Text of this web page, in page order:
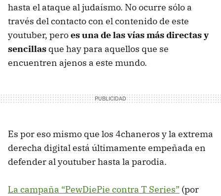
hasta el ataque al judaísmo. No ocurre sólo a
través del contacto con el contenido de este
youtuber, peroes una de las vías más directas y
sencillas que hay para aquellos que se
encuentren ajenos a este mundo.
Es por eso mismo que los 4chaneros y la extrema
derecha digital está últimamente empeñada en
defender al youtuber hasta la parodia.
La campaña “PewDiePie contra T Series” (por